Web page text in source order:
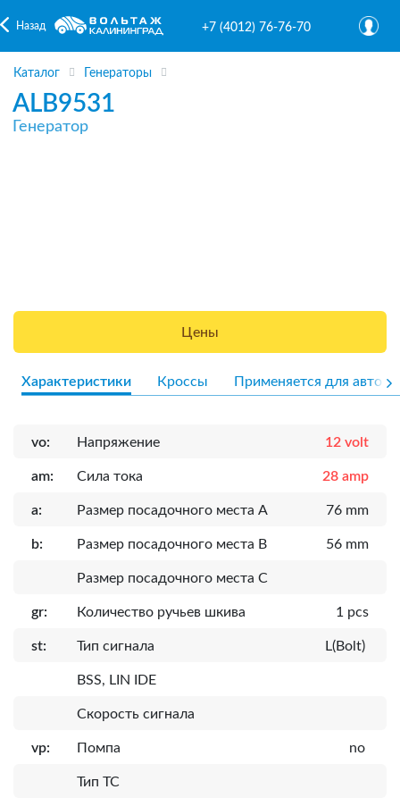
Назад +7 (4012) 76-76-70
Каталог Генераторы
ALB9531
Генератор
Цены
Характеристики Кроссы Применяется для авто
vo: Напряжение 12 volt
am: Сила тока 28 amp
a: Размер посадочного места A 76 mm
b: Размер посадочного места B 56 mm
Размер посадочного места C
gr: Количество ручьев шкива 1 pcs
st: Тип сигнала L(Bolt)
BSS, LIN IDE
Скорость сигнала
vp: Помпа no
Тип ТС